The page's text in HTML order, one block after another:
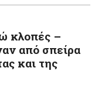
κλοπές –
από σπείρα
και της